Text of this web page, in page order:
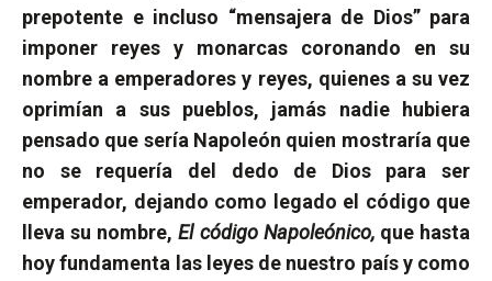
prepotente e incluso “mensajera de Dios” para
imponer reyes y monarcas coronando en su
nombre a emperadores y reyes, quienes a su vez
oprimían a sus pueblos, jamás nadie hubiera
pensado que sería Napoleón quien mostraría que
no se requería del dedo de Dios para ser
emperador, dejando como legado el código que
lleva su nombre,El código Napoleónico,que hasta
hoy fundamenta las leyes de nuestro país y como